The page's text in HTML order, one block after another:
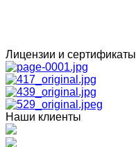
Лицензии и сертификаты
Наши клиенты